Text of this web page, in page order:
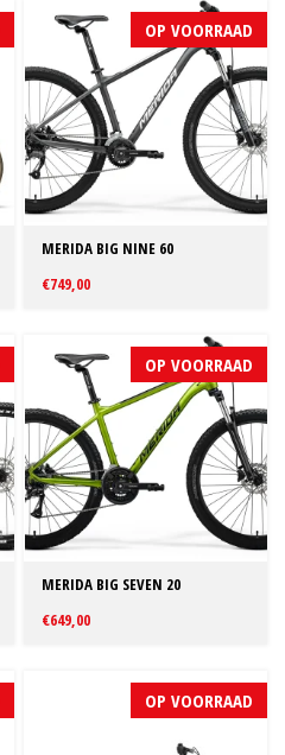
OP VOORRAAD
MERIDA BIG NINE 60
€749,00
OP VOORRAAD
MERIDA BIG SEVEN 20
€649,00
OP VOORRAAD